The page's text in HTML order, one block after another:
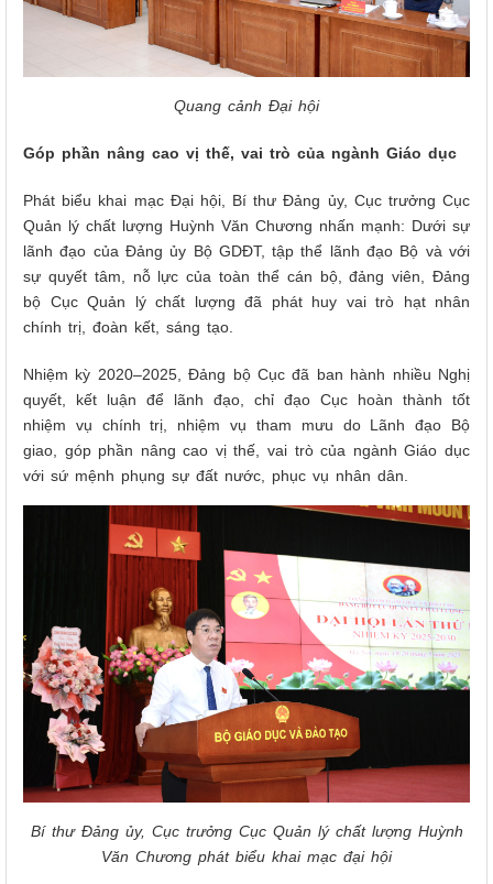
Quang cảnh Đại hội
Góp phần nâng cao vị thế, vai trò của ngành Giáo dục
Phát biểu khai mạc Đại hội, Bí thư Đảng ủy, Cục trưởng Cục
Quản lý chất lượng Huỳnh Văn Chương nhấn mạnh: Dưới sự
lãnh đạo của Đảng ủy Bộ GDĐT, tập thể lãnh đạo Bộ và với
sự quyết tâm, nỗ lực của toàn thể cán bộ, đảng viên, Đảng
bộ Cục Quản lý chất lượng đã phát huy vai trò hạt nhân
chính trị, đoàn kết, sáng tạo.
Nhiệm kỳ 2020–2025, Đảng bộ Cục đã ban hành nhiều Nghị
quyết, kết luận để lãnh đạo, chỉ đạo Cục hoàn thành tốt
nhiệm vụ chính trị, nhiệm vụ tham mưu do Lãnh đạo Bộ
giao, góp phần nâng cao vị thế, vai trò của ngành Giáo dục
với sứ mệnh phụng sự đất nước, phục vụ nhân dân.
Bí thư Đảng ủy, Cục trưởng Cục Quản lý chất lượng Huỳnh
Văn Chương phát biểu khai mạc đại hội